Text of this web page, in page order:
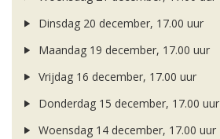
Dinsdag 20 december, 17.00 uur
Maandag 19 december, 17.00 uur
Vrijdag 16 december, 17.00 uur
Donderdag 15 december, 17.00 uur
Woensdag 14 december, 17.00 uur